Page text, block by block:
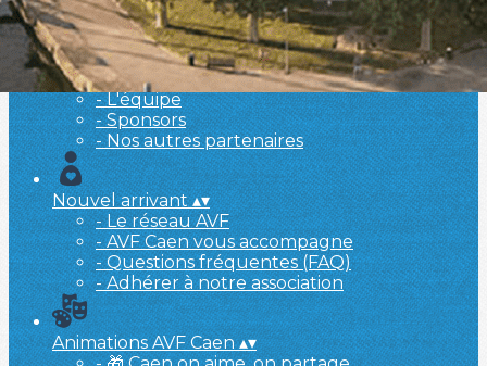
L'association▴▾
- L'association
- Brochure
- L'équipe
- Sponsors
- Nos autres partenaires
Nouvel arrivant▴▾
- Le réseau AVF
- AVF Caen vous accompagne
- Questions fréquentes (FAQ)
- Adhérer à notre association
Animations AVF Caen▴▾